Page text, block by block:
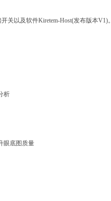
关以及软件Kiretem-Host(发布版本V1)。
析
眼底图质量